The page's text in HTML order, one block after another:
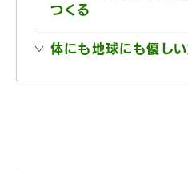
つくる
体にも地球にも優し